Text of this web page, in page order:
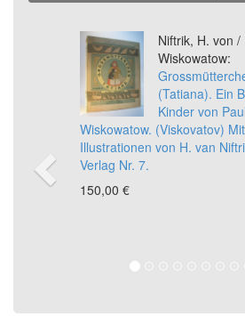
Niftrik, H. von /
Wiskowatow:
(Tatiana). Ein
Kinder von
Wiskowatow. (Viskovatov) Mit
Illustrationen von H. van
Verlag Nr. 7.
150,00 €
Previous